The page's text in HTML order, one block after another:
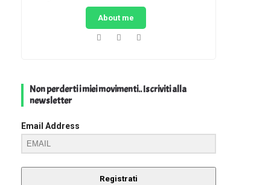
About me
Non perderti i miei movimenti.. Iscriviti alla
newsletter
Email Address
Registrati